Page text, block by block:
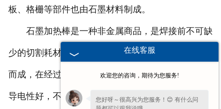
板、格栅等部件也由石墨材料制成。
石墨加热棒是一种非金属商品，是焊接前不可缺
少的切割耗材。它是由碳和石墨和适当的粘合剂挤压
而成，在经过烘烤，然后涂上一层铜。具有耐高温，
导电性好，不易断裂的特性。适用于将金属切割成符
在线客服
欢迎您的咨询，期待为您服务!
您好呀～很高兴为您服务！😊 有什么问